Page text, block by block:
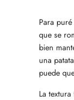
Para
que se
bien
una
puede
La